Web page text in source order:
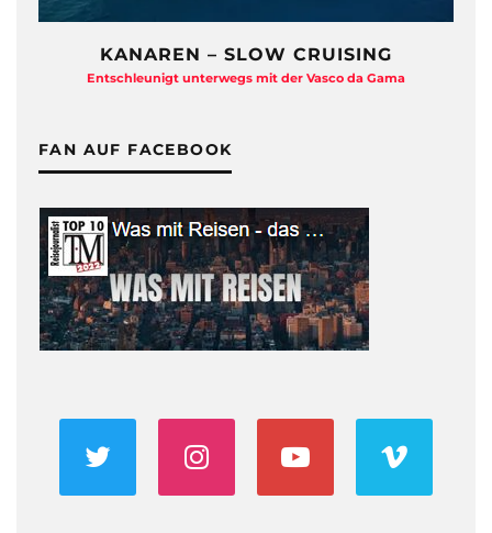
KANAREN – SLOW CRUISING
Entschleunigt unterwegs mit der Vasco da Gama
FAN AUF FACEBOOK